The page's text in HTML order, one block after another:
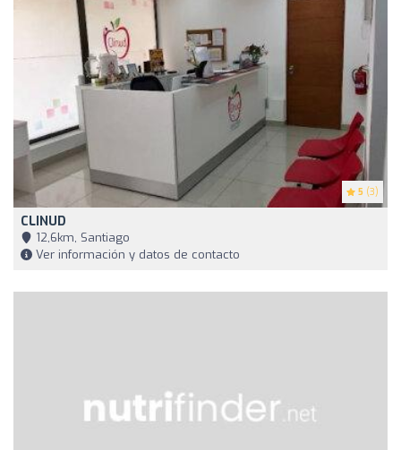
5 (3)
CLINUD
12,6km, Santiago
Ver información y datos de contacto